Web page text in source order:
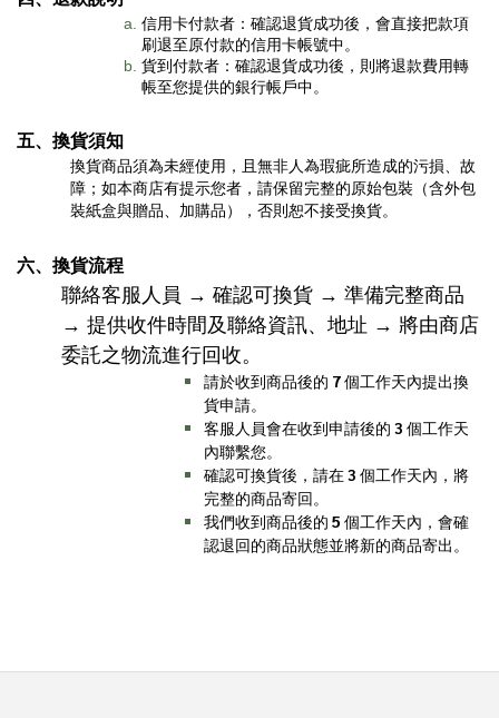
信用卡付款者：確認退貨成功後，會直接把款項
刷退至原付款的信用卡帳號中。
貨到付款者：確認退貨成功後，則將退款費用轉
帳至您提供的銀行帳戶中。
五、 換貨須知
換貨商品須為未經使用，且無非人為瑕疵所造成的污損、故
障；如本商店有提示您者，請保留完整的原始包裝（含外包
裝紙盒與贈品、加購品），否則恕不接受換貨。
六、 換貨流程
聯絡客服人員 → 確認可換貨 → 準備完整商品
→ 提供收件時間及聯絡資訊、地址 → 將由商店
委託之物流進行回收。
請於收到商品後的 7個工作天內提出換
貨申請。
客服人員會在收到申請後的 3 個工作天
內聯繫您。
確認可換貨後，請在3 個工作天內，將
完整的商品寄回。
我們收到商品後的 5 個工作天內，會確
認退回的商品狀態並將新的商品寄出。